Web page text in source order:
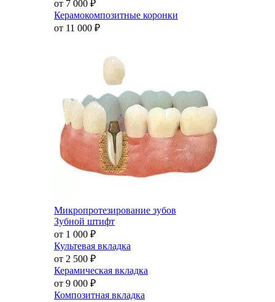
от 7 000 ₽
Керамокомпозитные коронки
от 11 000 ₽
Микропротезирование зубов
Зубной штифт
от 1 000 ₽
Культевая вкладка
от 2 500 ₽
Керамическая вкладка
от 9 000 ₽
Композитная вкладка